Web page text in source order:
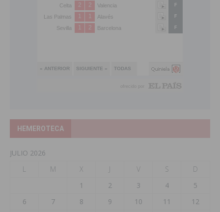
HEMEROTECA
JULIO 2026
L
M X J V S
D
1
2 3 4
5
6
7 8 9 10 11
12